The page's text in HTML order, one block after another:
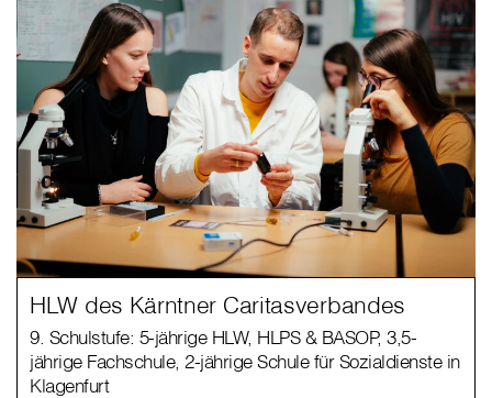
HLW des Kärntner Caritasverbandes
9. Schulstufe: 5-jährige HLW, HLPS & BASOP, 3,5-
jährige Fachschule, 2-jährige Schule für Sozialdienste in
Klagenfurt